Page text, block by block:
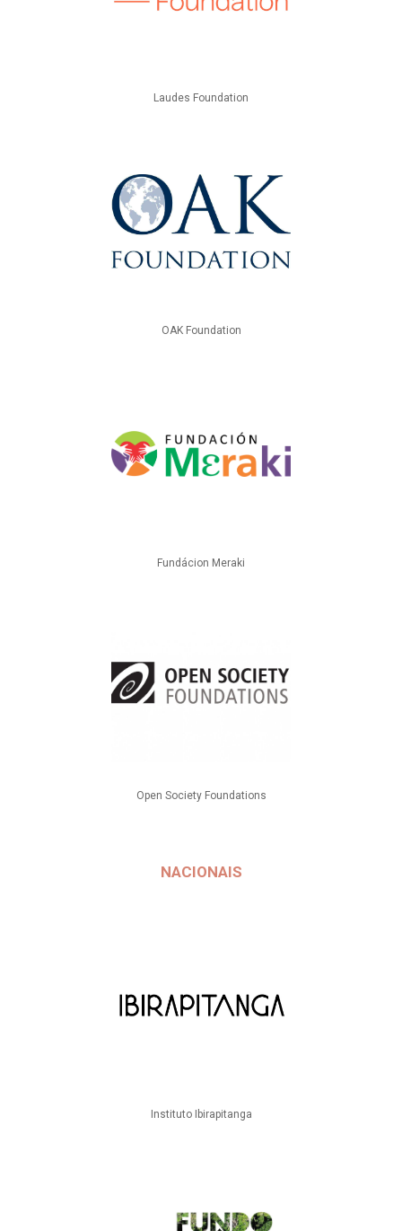
Laudes Foundation
OAK Foundation
Fundácion Meraki
Open Society Foundations
NACIONAIS
Instituto Ibirapitanga